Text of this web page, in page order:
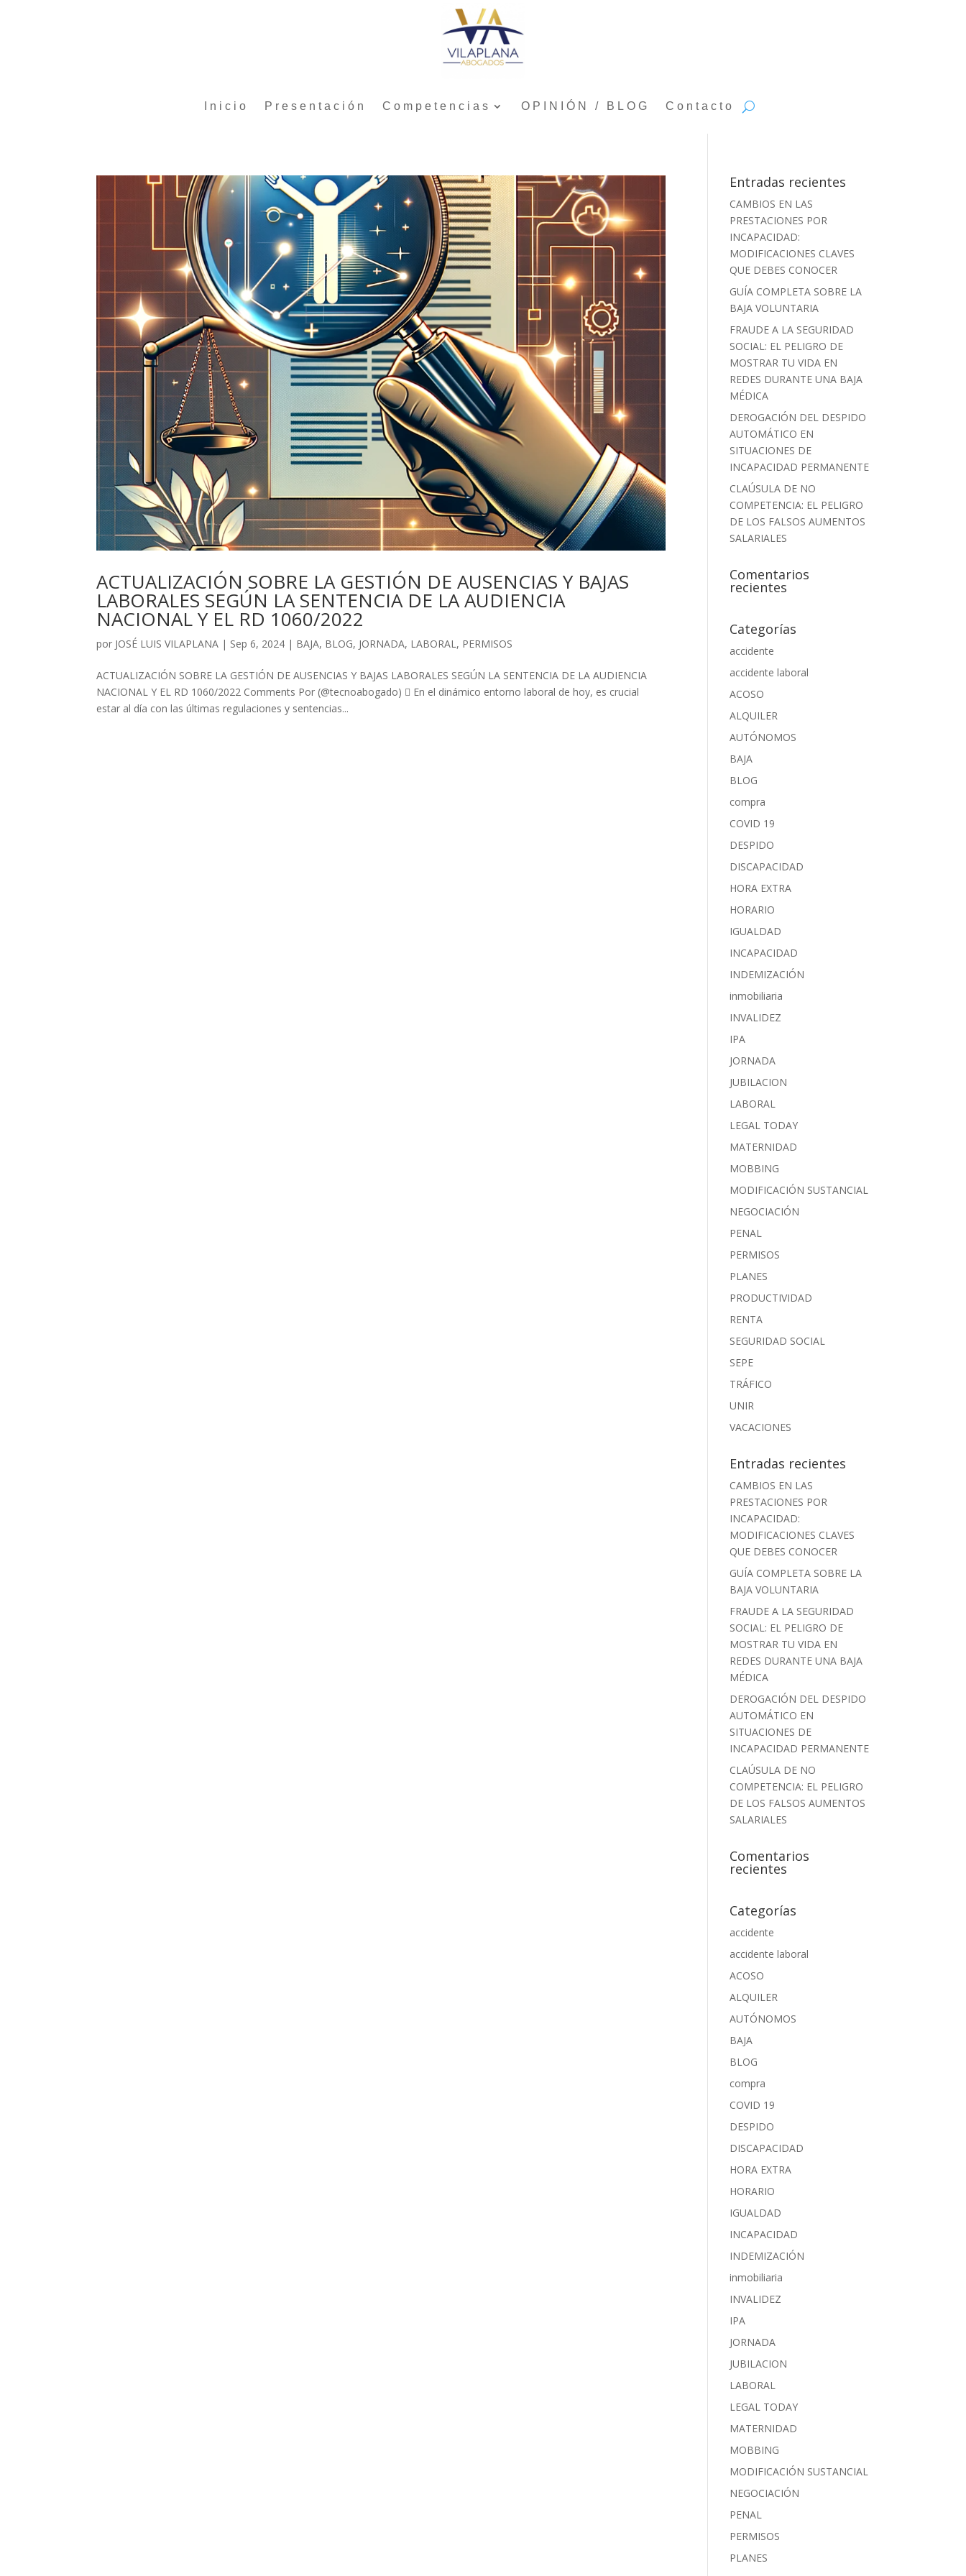
Inicio Presentación Competencias OPINIÓN / BLOG Contacto
ACTUALIZACIÓN SOBRE LA GESTIÓN DE AUSENCIAS Y BAJAS
LABORALES SEGÚN LA SENTENCIA DE LA AUDIENCIA
NACIONAL Y EL RD 1060/2022
por JOSÉ LUIS VILAPLANA | Sep 6, 2024 | BAJA, BLOG, JORNADA, LABORAL, PERMISOS
ACTUALIZACIÓN SOBRE LA GESTIÓN DE AUSENCIAS Y BAJAS LABORALES SEGÚN LA SENTENCIA DE LA AUDIENCIA
NACIONAL Y EL RD 1060/2022 Comments Por (@tecnoabogado)  En el dinámico entorno laboral de hoy, es crucial
estar al día con las últimas regulaciones y sentencias...
Entradas recientes
CAMBIOS EN LAS
PRESTACIONES POR
INCAPACIDAD:
MODIFICACIONES CLAVES
QUE DEBES CONOCER
GUÍA COMPLETA SOBRE LA
BAJA VOLUNTARIA
FRAUDE A LA SEGURIDAD
SOCIAL: EL PELIGRO DE
MOSTRAR TU VIDA EN
REDES DURANTE UNA BAJA
MÉDICA
DEROGACIÓN DEL DESPIDO
AUTOMÁTICO EN
SITUACIONES DE
INCAPACIDAD PERMANENTE
CLAÚSULA DE NO
COMPETENCIA: EL PELIGRO
DE LOS FALSOS AUMENTOS
SALARIALES
Comentarios
recientes
Categorías
accidente
accidente laboral
ACOSO
ALQUILER
AUTÓNOMOS
BAJA
BLOG
compra
COVID 19
DESPIDO
DISCAPACIDAD
HORA EXTRA
HORARIO
IGUALDAD
INCAPACIDAD
INDEMIZACIÓN
inmobiliaria
INVALIDEZ
IPA
JORNADA
JUBILACION
LABORAL
LEGAL TODAY
MATERNIDAD
MOBBING
MODIFICACIÓN SUSTANCIAL
NEGOCIACIÓN
PENAL
PERMISOS
PLANES
PRODUCTIVIDAD
RENTA
SEGURIDAD SOCIAL
SEPE
TRÁFICO
UNIR
VACACIONES
Entradas recientes
CAMBIOS EN LAS
PRESTACIONES POR
INCAPACIDAD:
MODIFICACIONES CLAVES
QUE DEBES CONOCER
GUÍA COMPLETA SOBRE LA
BAJA VOLUNTARIA
FRAUDE A LA SEGURIDAD
SOCIAL: EL PELIGRO DE
MOSTRAR TU VIDA EN
REDES DURANTE UNA BAJA
MÉDICA
DEROGACIÓN DEL DESPIDO
AUTOMÁTICO EN
SITUACIONES DE
INCAPACIDAD PERMANENTE
CLAÚSULA DE NO
COMPETENCIA: EL PELIGRO
DE LOS FALSOS AUMENTOS
SALARIALES
Comentarios
recientes
Categorías
accidente
accidente laboral
ACOSO
ALQUILER
AUTÓNOMOS
BAJA
BLOG
compra
COVID 19
DESPIDO
DISCAPACIDAD
HORA EXTRA
HORARIO
IGUALDAD
INCAPACIDAD
INDEMIZACIÓN
inmobiliaria
INVALIDEZ
IPA
JORNADA
JUBILACION
LABORAL
LEGAL TODAY
MATERNIDAD
MOBBING
MODIFICACIÓN SUSTANCIAL
NEGOCIACIÓN
PENAL
PERMISOS
PLANES